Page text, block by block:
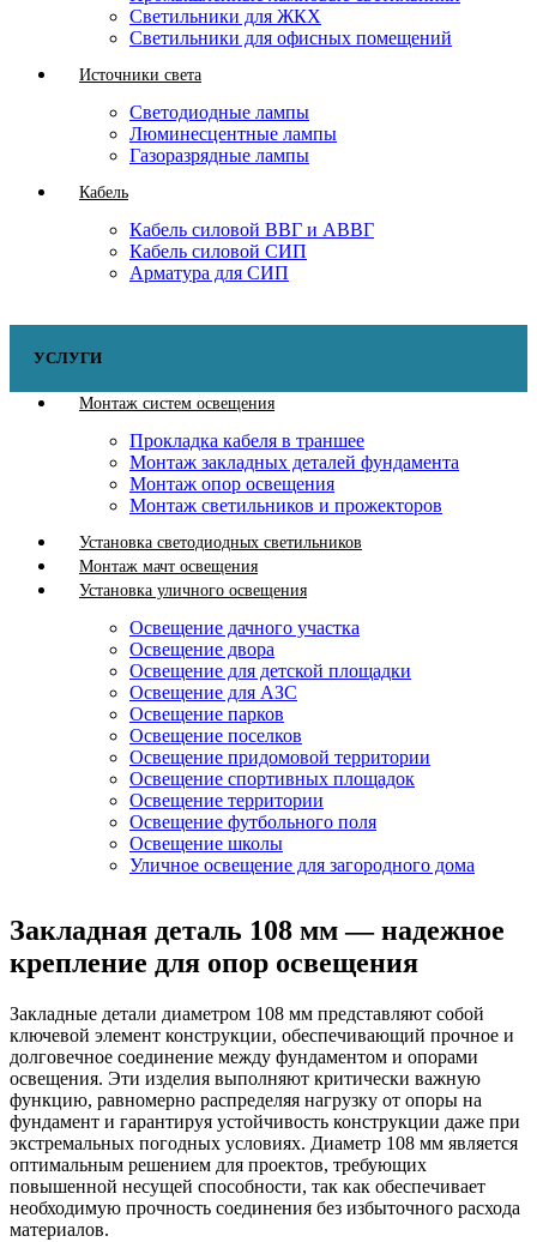
Светильники для ЖКХ
Светильники для офисных помещений
Источники света
Светодиодные лампы
Люминесцентные лампы
Газоразрядные лампы
Кабель
Кабель силовой ВВГ и АВВГ
Кабель силовой СИП
Арматура для СИП
УСЛУГИ
Монтаж систем освещения
Прокладка кабеля в траншее
Монтаж закладных деталей фундамента
Монтаж опор освещения
Монтаж светильников и прожекторов
Установка светодиодных светильников
Монтаж мачт освещения
Установка уличного освещения
Освещение дачного участка
Освещение двора
Освещение для детской площадки
Освещение для АЗС
Освещение парков
Освещение поселков
Освещение придомовой территории
Освещение спортивных площадок
Освещение территории
Освещение футбольного поля
Освещение школы
Уличное освещение для загородного дома
Закладная деталь 108 мм — надежное
крепление для опор освещения
Закладные детали диаметром 108 мм представляют собой
ключевой элемент конструкции, обеспечивающий прочное и
долговечное соединение между фундаментом и опорами
освещения. Эти изделия выполняют критически важную
функцию, равномерно распределяя нагрузку от опоры на
фундамент и гарантируя устойчивость конструкции даже при
экстремальных погодных условиях. Диаметр 108 мм является
оптимальным решением для проектов, требующих
повышенной несущей способности, так как обеспечивает
необходимую прочность соединения без избыточного расхода
материалов.